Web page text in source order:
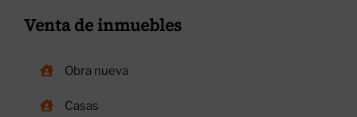
Venta de inmuebles
Obra nueva
Casas